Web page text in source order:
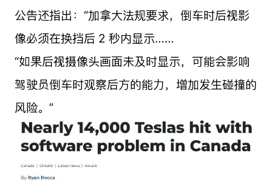
公告还指出：“加拿大法规要求，倒车时后视影
像必须在换挡后 2 秒内显示……
“如果后视摄像头画面未及时显示，可能会影响
驾驶员倒车时观察后方的能力，增加发生碰撞的
风险。”